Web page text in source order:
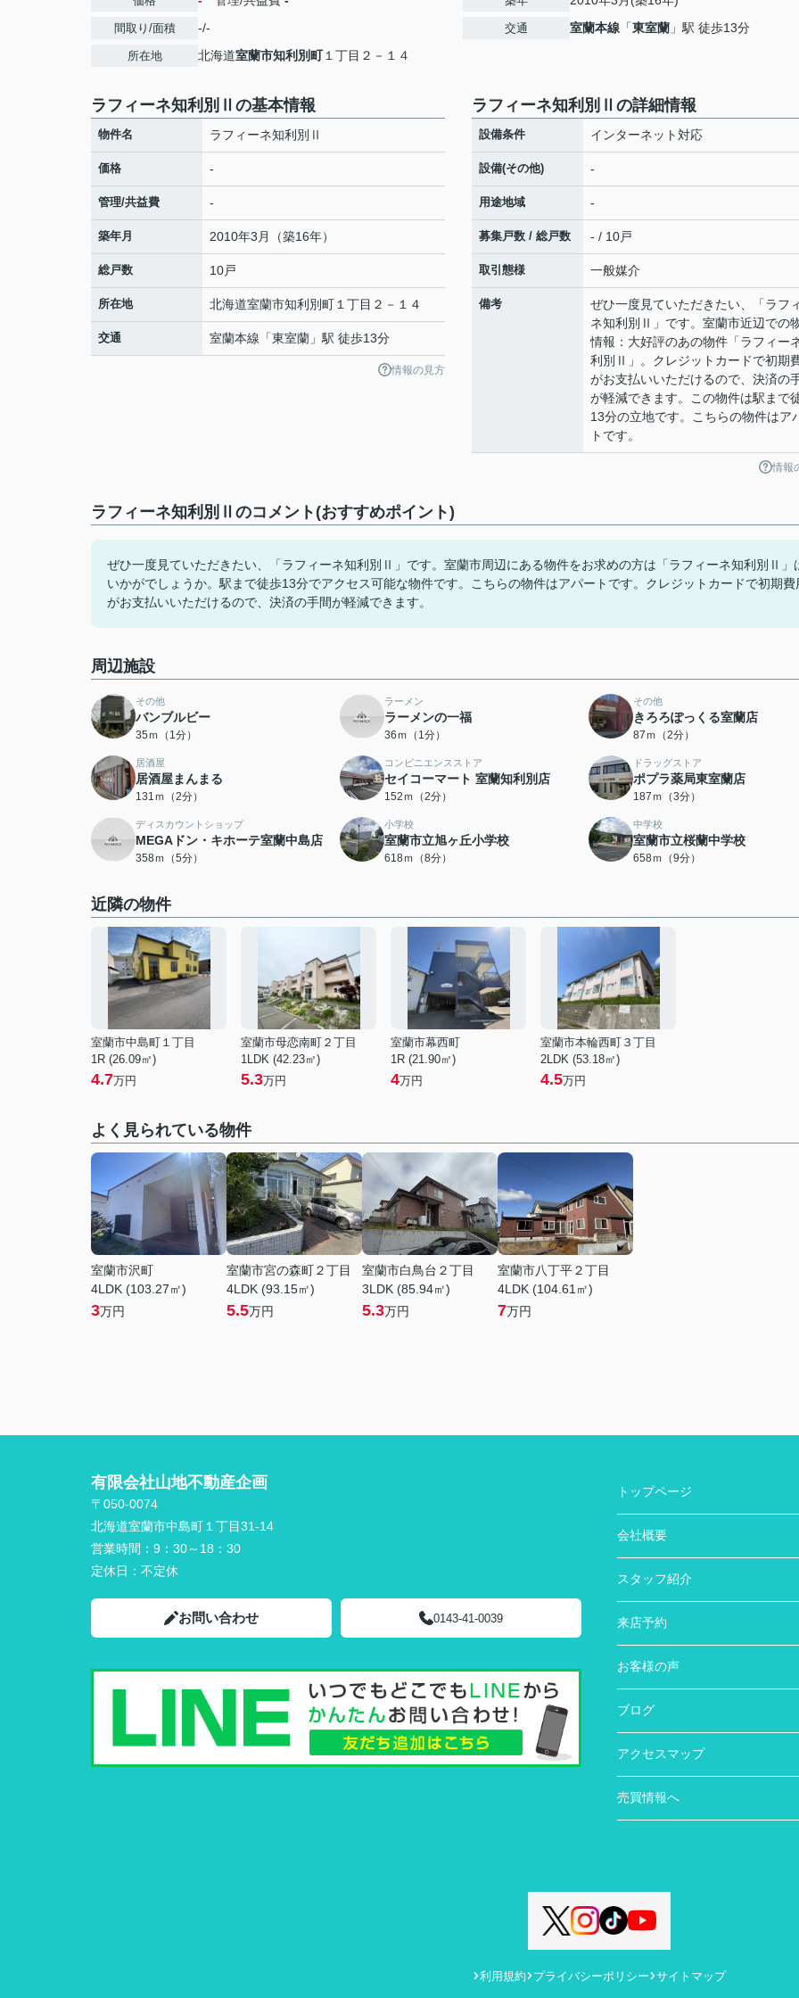
間取り/面積 -/-
所在地 北海道室蘭市知利別町１丁目２－１４
交通 室蘭本線 「東室蘭 」駅 徒歩13分
ラフィーネ知利別Ⅱの基本情報
物件名 ラフィーネ知利別Ⅱ
価格 -
管理/共益費 -
築年月 2010年3月（築16年）
総戸数 10戸
所在地 北海道室蘭市知利別町 １丁目２－１４
交通 室蘭本線 「東室蘭 」駅 徒歩13分
情報の見方
ラフィーネ知利別Ⅱの詳細情報
設備条件 インターネット対応
設備(その他) -
用途地域 -
募集戸数 / 総戸数 - / 10戸
取引態様 一般媒介
備考
ぜひ一度見ていただきたい、「ラフ
ネ知利別Ⅱ」です。室蘭市近辺での
情報：大好評のあの物件「ラフィー
利別Ⅱ」。クレジットカードで初期
がお支払いいただけるので、決済の
が軽減できます。この物件は駅まで
13分の立地です。こちらの物件はア
トです。
情報
ラフィーネ知利別Ⅱのコメント(おすすめポイント)
ぜひ一度見ていただきたい、「ラフィーネ知利別Ⅱ」です。室蘭市周辺にある物件をお求めの方は「ラフィーネ知利別Ⅱ」
いかがでしょうか。駅まで徒歩13分でアクセス可能な物件です。こちらの物件はアパートです。クレジットカードで初期費
がお支払いいただけるので、決済の手間が軽減できます。
周辺施設
その他
バンブルビー
35ｍ（1分）
ラーメン
ラーメンの一福
36ｍ（1分）
その他
きろろぽっくる室蘭店
87ｍ（2分）
居酒屋
居酒屋まんまる
131ｍ（2分）
コンビニエンスストア
セイコーマート 室蘭知利別店
152ｍ（2分）
ドラッグストア
ポプラ薬局東室蘭店
187ｍ（3分）
ディスカウントショップ
MEGAドン・キホーテ室蘭中島店
358ｍ（5分）
小学校
室蘭市立旭ヶ丘小学校
618ｍ（8分）
中学校
室蘭市立桜蘭中学校
658ｍ（9分）
近隣の物件
室蘭市中島町１丁目
1R (26.09㎡)
4.7万円
室蘭市母恋南町２丁目
1LDK (42.23㎡)
5.3万円
室蘭市幕西町
1R (21.90㎡)
4万円
室蘭市本輪西町３丁目
2LDK (53.18㎡)
4.5万円
よく見られている物件
室蘭市沢町
4LDK (103.27㎡)
3万円
室蘭市宮の森町２丁目
4LDK (93.15㎡)
5.5万円
室蘭市白鳥台２丁目
3LDK (85.94㎡)
5.3万円
室蘭市八丁平２丁目
4LDK (104.61㎡)
7万円
有限会社山地不動産企画
〒050-0074
北海道室蘭市中島町１丁目31-14
営業時間： 9：30～18：30
定休日： 不定休
お問い合わせ 0143-41-0039
トップページ
会社概要
スタッフ紹介
来店予約
お客様の声
ブログ
アクセスマップ
売買情報へ
利用規約 プライバシーポリシー サイトマップ